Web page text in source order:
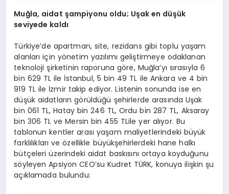
Muğla, aidat şampiyonu oldu; Uşak en düşük
seviyede kaldı
Türkiye’de apartman, site, rezidans gibi toplu yaşam
alanları için yönetim yazılımı geliştirmeye odaklanan
teknoloji şirketinin raporuna göre, Muğla’yı sırasıyla 6
bin 629 TL ile İstanbul, 5 bin 49 TL ile Ankara ve 4 bin
919 TL ile İzmir takip ediyor. Listenin sonunda ise en
düşük aidatların görüldüğü şehirlerde arasında Uşak
bin 061 TL, Hatay bin 246 TL, Ordu bin 287 TL, Aksaray
bin 306 TL ve Mersin bin 455 TLile yer alıyor. Bu
tablonun kentler arası yaşam maliyetlerindeki büyük
farklılıkları ve özellikle büyükşehirlerdeki hane halkı
bütçeleri üzerindeki aidat baskısını ortaya koyduğunu
söyleyen Apsiyon CEO’su Kudret TÜRK, konuya ilişkin şu
açıklamada bulundu: